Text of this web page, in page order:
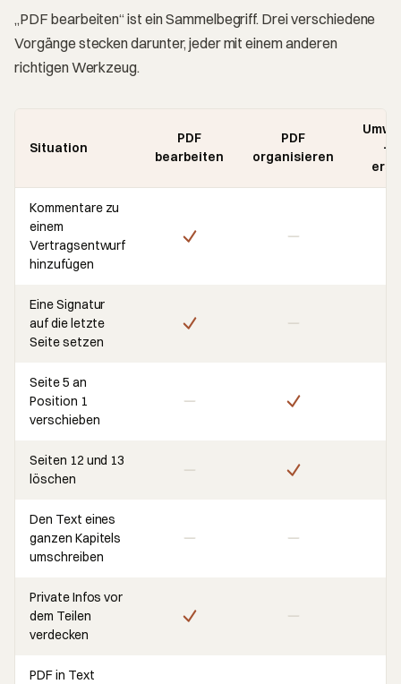
„PDF bearbeiten“ ist ein Sammelbegriff. Drei verschiedene
Vorgänge stecken darunter, jeder mit einem anderen
richtigen Werkzeug.
Situation
PDF
bearbeiten
PDF
organisieren
+
Kommentare zu
einem
Vertragsentwurf
hinzufügen
Eine Signatur
auf die letzte
Seite setzen
Seite 5 an
Position 1
verschieben
Seiten 12 und 13
löschen
Den Text eines
ganzen Kapitels
umschreiben
Private Infos vor
dem Teilen
verdecken
PDF in Text